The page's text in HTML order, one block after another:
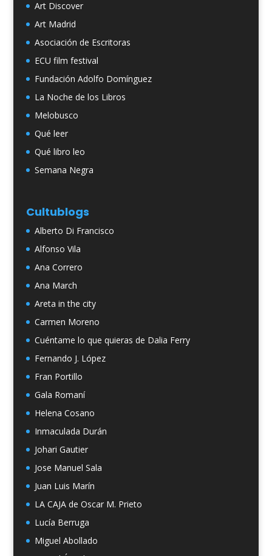
Art Discover
Art Madrid
Asociación de Escritoras
ECU film festival
Fundación Adolfo Domínguez
La Noche de los Libros
Melobusco
Qué leer
Qué libro leo
Semana Negra
Cultublogs
Alberto Di Francisco
Alfonso Vila
Ana Correro
Ana March
Areta in the city
Carmen Moreno
Cuéntame lo que quieras de Dalia Ferry
Fernando J. López
Fran Portillo
Gala Romaní
Helena Cosano
Inmaculada Durán
Johari Gautier
Jose Manuel Sala
Juan Luis Marín
LA CAJA de Oscar M. Prieto
Lucía Berruga
Miguel Abollado